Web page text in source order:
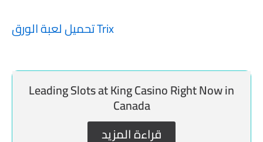
تحميل لعبة الورق Trix
Leading Slots at King Casino Right Now in
Canada
قراءة المزيد